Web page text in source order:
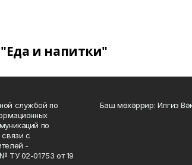
и напитки"
службой по
по
с
-
ТУ 02-01753 от 19
Баш мөхәррир: Илгиз